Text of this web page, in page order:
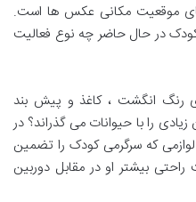
موقعیت مکانی عکس ها است.
کودک در حال حاضر چه نوع فعالیت
رنگ انگشت ، کاغذ و پیش بند
را با حیوانات می گذراند؟ در
که سرگرمی کودک را تضمین
بیشتر او در مقابل دوربین